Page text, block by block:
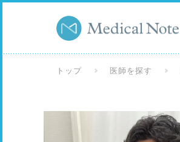
トップ 医師を探す